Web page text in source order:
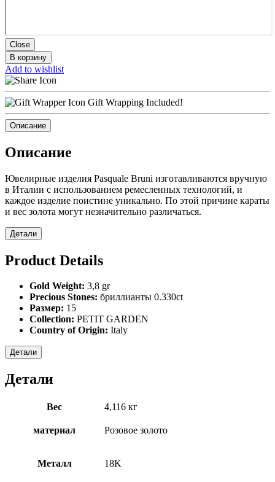
Close
В корзину
Add to wishlist
Gift Wrapping Included!
Описание
Описание
Ювелирные изделия Pasquale Bruni изготавливаются вручную
в Италии с использованием ремесленных технологий, и
каждое изделие поистине уникально. По этой причине караты
и вес золота могут незначительно различаться.
Детали
Product Details
Gold Weight: 3,8 gr
Precious Stones: бриллианты 0.330ct
Размер: 15
Collection: PETIT GARDEN
Country of Origin: Italy
Детали
Детали
Вес 4,116 кг
материал Розовое золото
Металл 18Κ